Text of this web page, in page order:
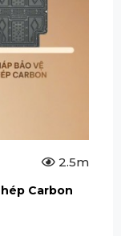
2.5m
Carbon